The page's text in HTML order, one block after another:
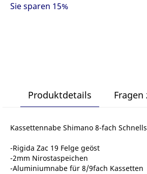
Sie sparen 15%
Produktdetails
Kassettennabe Shimano 8-fach
-Rigida Zac 19 Felge geöst
-2mm Nirostaspeichen
-Aluminiumnabe für 8/9fach Kassetten